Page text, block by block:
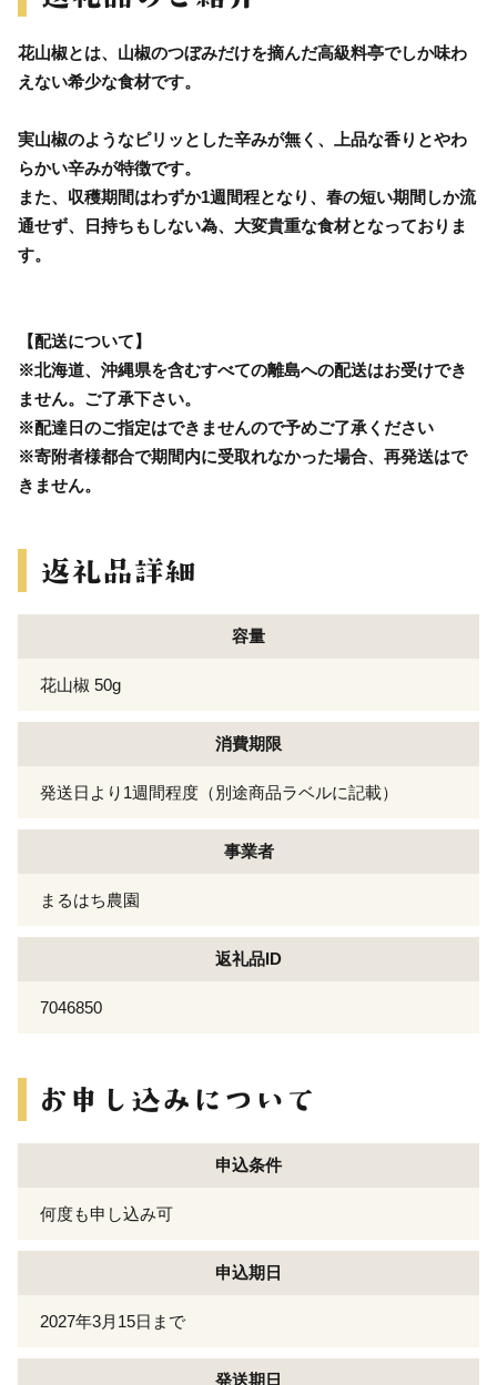
花山椒とは、山椒のつぼみだけを摘んだ高級料亭でしか味わ
えない希少な食材です。
実山椒のようなピリッとした辛みが無く、上品な香りとやわ
らかい辛みが特徴です。
また、収穫期間はわずか1週間程となり、春の短い期間しか流
通せず、日持ちもしない為、大変貴重な食材となっておりま
す。
【配送について】
※北海道、沖縄県を含むすべての離島への配送はお受けでき
ません。ご了承下さい。
※配達日のご指定はできませんので予めご了承ください
※寄附者様都合で期間内に受取れなかった場合、再発送はで
きません。
容量
花山椒 50g
消費期限
発送日より1週間程度（別途商品ラベルに記載）
事業者
まるはち農園
返礼品ID
7046850
申込条件
何度も申し込み可
申込期日
2027年3月15日まで
発送期日